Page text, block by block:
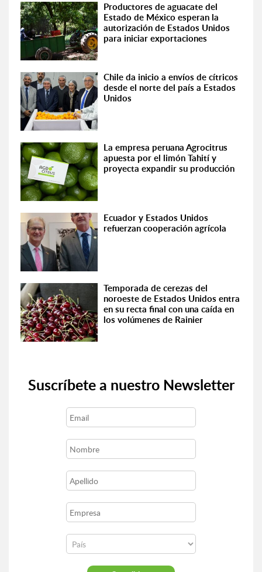
Productores de aguacate del
Estado de México esperan la
autorización de Estados Unidos
para iniciar exportaciones
Chile da inicio a envíos de cítricos
desde el norte del país a Estados
Unidos
La empresa peruana Agrocitrus
apuesta por el limón Tahití y
proyecta expandir su producción
Ecuador y Estados Unidos
refuerzan cooperación agrícola
Temporada de cerezas del
noroeste de Estados Unidos entra
en su recta final con una caída en
los volúmenes de Rainier
Suscríbete a nuestro Newsletter